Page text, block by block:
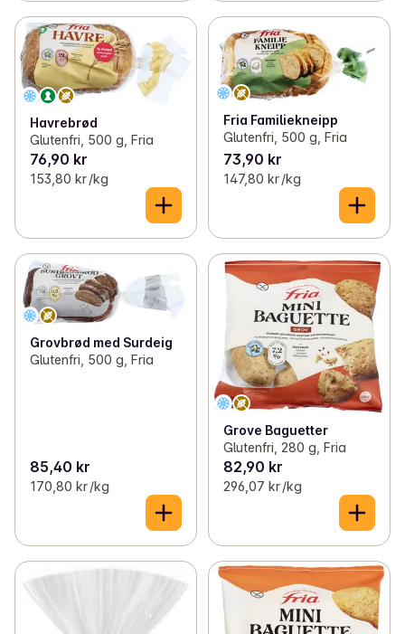
Havrebrød
Glutenfri, 500 g, Fria
76,90 kr
153,80 kr /kg
Fria Familiekneipp
Glutenfri, 500 g, Fria
73,90 kr
147,80 kr /kg
Grovbrød med Surdeig
Glutenfri, 500 g, Fria
85,40 kr
170,80 kr /kg
Grove Baguetter
Glutenfri, 280 g, Fria
82,90 kr
296,07 kr /kg